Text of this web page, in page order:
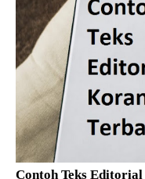
Contoh Teks Editorial